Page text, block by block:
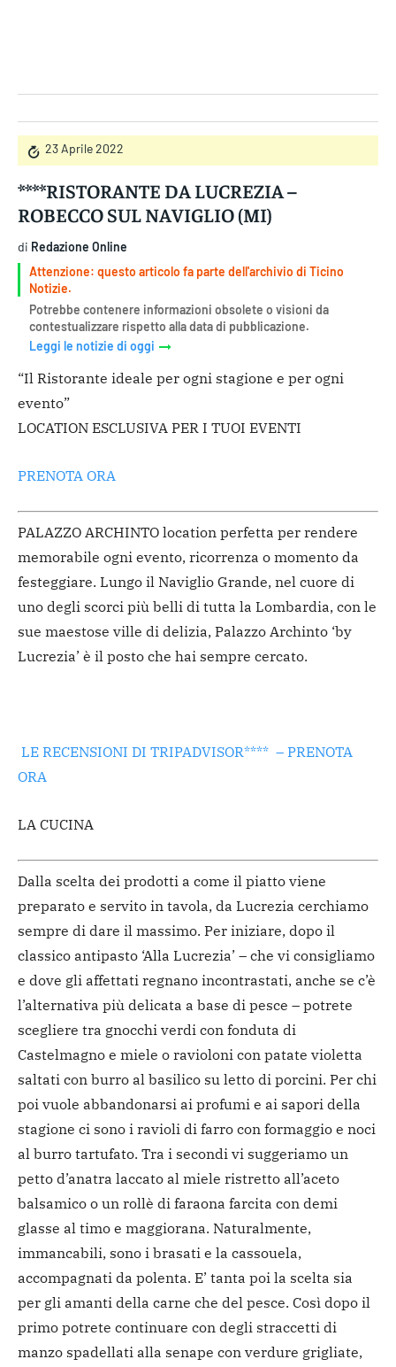
23 Aprile 2022
****RISTORANTE DA LUCREZIA –
ROBECCO SUL NAVIGLIO (MI)
di Redazione Online
Attenzione: questo articolo fa parte dell'archivio di Ticino
Notizie.
Potrebbe contenere informazioni obsolete o visioni da
contestualizzare rispetto alla data di pubblicazione.
Leggi le notizie di oggi
“Il Ristorante ideale per ogni stagione e per ogni
evento”
LOCATION ESCLUSIVA PER I TUOI EVENTI
PRENOTA ORA
PALAZZO ARCHINTO location perfetta per rendere
memorabile ogni evento, ricorrenza o momento da
festeggiare. Lungo il Naviglio Grande, nel cuore di
uno degli scorci più belli di tutta la Lombardia, con le
sue maestose ville di delizia, Palazzo Archinto ‘by
Lucrezia’ è il posto che hai sempre cercato.
LE RECENSIONI DI TRIPADVISOR**** – PRENOTA
ORA
LA CUCINA
Dalla scelta dei prodotti a come il piatto viene
preparato e servito in tavola, da Lucrezia cerchiamo
sempre di dare il massimo. Per iniziare, dopo il
classico antipasto ‘Alla Lucrezia’ – che vi consigliamo
e dove gli affettati regnano incontrastati, anche se c’è
l’alternativa più delicata a base di pesce – potrete
scegliere tra gnocchi verdi con fonduta di
Castelmagno e miele o ravioloni con patate violetta
saltati con burro al basilico su letto di porcini. Per chi
poi vuole abbandonarsi ai profumi e ai sapori della
stagione ci sono i ravioli di farro con formaggio e noci
al burro tartufato. Tra i secondi vi suggeriamo un
petto d’anatra laccato al miele ristretto all’aceto
balsamico o un rollè di faraona farcita con demi
glasse al timo e maggiorana. Naturalmente,
immancabili, sono i brasati e la cassouela,
accompagnati da polenta. E’ tanta poi la scelta sia
per gli amanti della carne che del pesce. Così dopo il
primo potrete continuare con degli straccetti di
manzo spadellati alla senape con verdure grigliate,